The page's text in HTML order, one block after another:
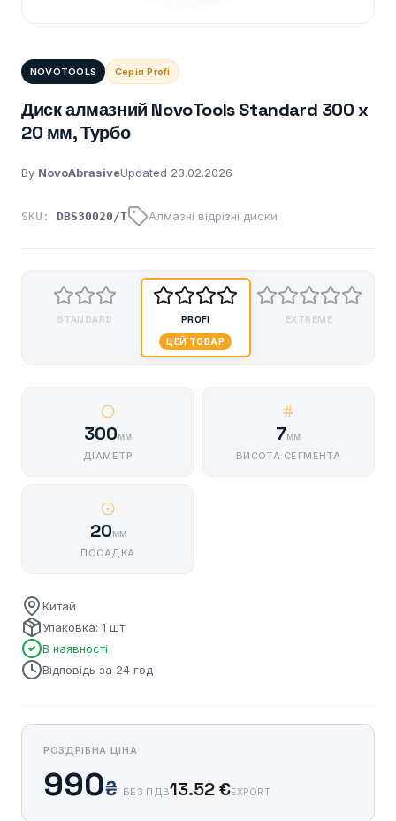
NOVOTOOLS Серія Profi
Диск алмазний NovoTools Standard 300 x
20 мм, Турбо
By NovoAbrasiveUpdated 23.02.2026
SKU: DBS30020/T Алмазні відрізні диски
STANDARD PROFI
ЦЕЙ ТОВАР
EXTREME
300мм
ДІАМЕТР
7мм
ВИСОТА СЕГМЕНТА
20мм
ПОСАДКА
Китай
Упаковка: 1 шт
В наявності
Відповідь за 24 год
РОЗДРІБНА ЦІНА
990₴ БЕЗ ПДВ13.52 €EXPORT